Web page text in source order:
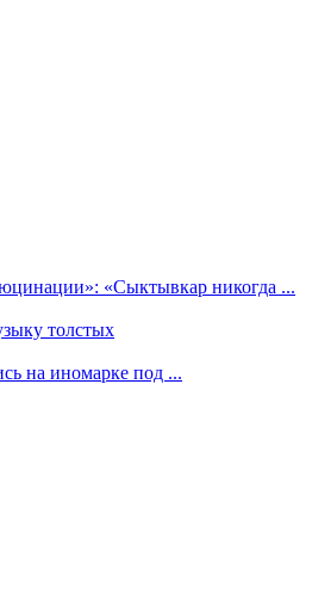
«Сыктывкар никогда ...
толстых
на иномарке под ...